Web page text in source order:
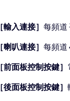
［輸入連接］每頻道
［喇叭連接］每頻道
［前面板控制按鍵］
［後面板控制按鍵］